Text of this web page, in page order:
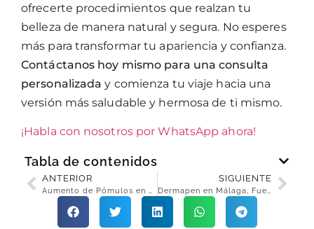
ofrecerte procedimientos que realzan tu
belleza de manera natural y segura. No esperes
más para transformar tu apariencia y confianza.
Contáctanos hoy mismo para una consulta
personalizada y comienza tu viaje hacia una
versión más saludable y hermosa de ti mismo.
¡Habla con nosotros por WhatsApp ahora!
Tabla de contenidos
ANTERIOR SIGUIENTE